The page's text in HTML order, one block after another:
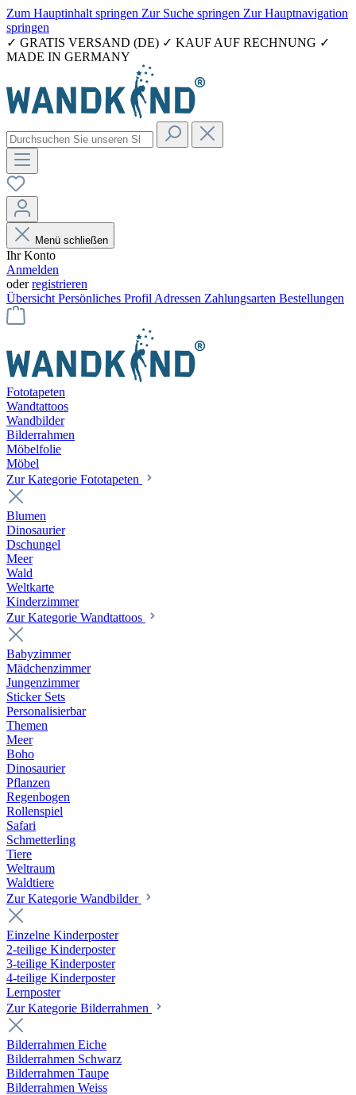
Zum Hauptinhalt springen Zur Suche springen Zur Hauptnavigation
springen
✓ GRATIS VERSAND (DE) ✓ KAUF AUF RECHNUNG ✓
MADE IN GERMANY
Menü schließen
Ihr Konto
Anmelden
oderregistrieren
Übersicht Persönliches Profil Adressen Zahlungsarten Bestellungen
Fototapeten
Wandtattoos
Wandbilder
Bilderrahmen
Möbelfolie
Möbel
Zur Kategorie Fototapeten
Blumen
Dinosaurier
Dschungel
Meer
Wald
Weltkarte
Kinderzimmer
Zur Kategorie Wandtattoos
Babyzimmer
Mädchenzimmer
Jungenzimmer
Sticker Sets
Personalisierbar
Themen
Meer
Boho
Dinosaurier
Pflanzen
Regenbogen
Rollenspiel
Safari
Schmetterling
Tiere
Weltraum
Waldtiere
Zur Kategorie Wandbilder
Einzelne Kinderposter
2-teilige Kinderposter
3-teilige Kinderposter
4-teilige Kinderposter
Lernposter
Zur Kategorie Bilderrahmen
Bilderrahmen Eiche
Bilderrahmen Schwarz
Bilderrahmen Taupe
Bilderrahmen Weiss